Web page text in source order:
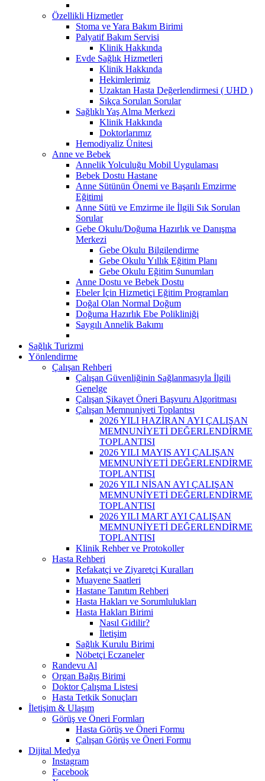
Özellikli Hizmetler
Stoma ve Yara Bakım Birimi
Palyatif Bakım Servisi
Klinik Hakkında
Evde Sağlık Hizmetleri
Klinik Hakkında
Hekimlerimiz
Uzaktan Hasta Değerlendirmesi ( UHD )
Sıkça Sorulan Sorular
Sağlıklı Yaş Alma Merkezi
Klinik Hakkında
Doktorlarımız
Hemodiyaliz Ünitesi
Anne ve Bebek
Annelik Yolculuğu Mobil Uygulaması
Bebek Dostu Hastane
Anne Sütünün Önemi ve Başarılı Emzirme
Eğitimi
Anne Sütü ve Emzirme ile İlgili Sık Sorulan
Sorular
Gebe Okulu/Doğuma Hazırlık ve Danışma
Merkezi
Gebe Okulu Bilgilendirme
Gebe Okulu Yıllık Eğitim Planı
Gebe Okulu Eğitim Sunumları
Anne Dostu ve Bebek Dostu
Ebeler İçin Hizmetiçi Eğitim Programları
Doğal Olan Normal Doğum
Doğuma Hazırlık Ebe Polikliniği
Saygılı Annelik Bakımı
Sağlık Turizmi
Yönlendirme
Çalışan Rehberi
Çalışan Güvenliğinin Sağlanmasıyla İlgili
Genelge
Çalışan Şikayet Öneri Başvuru Algoritması
Çalışan Memnuniyeti Toplantısı
2026 YILI HAZİRAN AYI ÇALIŞAN
MEMNUNİYETİ DEĞERLENDİRME
TOPLANTISI
2026 YILI MAYIS AYI ÇALIŞAN
MEMNUNİYETİ DEĞERLENDİRME
TOPLANTISI
2026 YILI NİSAN AYI ÇALIŞAN
MEMNUNİYETİ DEĞERLENDİRME
TOPLANTISI
2026 YILI MART AYI ÇALIŞAN
MEMNUNİYETİ DEĞERLENDİRME
TOPLANTISI
Klinik Rehber ve Protokoller
Hasta Rehberi
Refakatçi ve Ziyaretçi Kuralları
Muayene Saatleri
Hastane Tanıtım Rehberi
Hasta Hakları ve Sorumlulukları
Hasta Hakları Birimi
Nasıl Gidilir?
İletişim
Sağlık Kurulu Birimi
Nöbetçi Eczaneler
Randevu Al
Organ Bağış Birimi
Doktor Çalışma Listesi
Hasta Tetkik Sonuçları
İletişim & Ulaşım
Görüş ve Öneri Formları
Hasta Görüş ve Öneri Formu
Çalışan Görüş ve Öneri Formu
Dijital Medya
Instagram
Facebook